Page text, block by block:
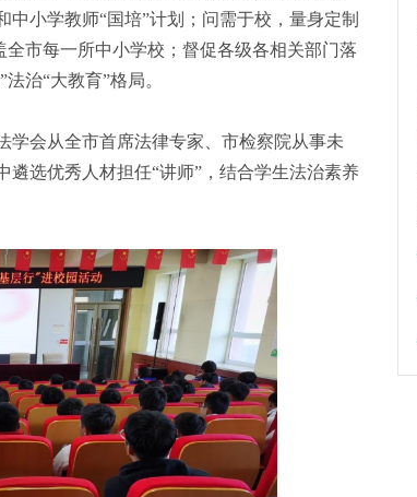
小学教师“国培”计划；问需于校，量身定制
市每一所中小学校；督促各级各相关部门落
治“大教育”格局。
会从全市首席法律专家、市检察院从事未
选优秀人材担任“讲师”，结合学生法治素养